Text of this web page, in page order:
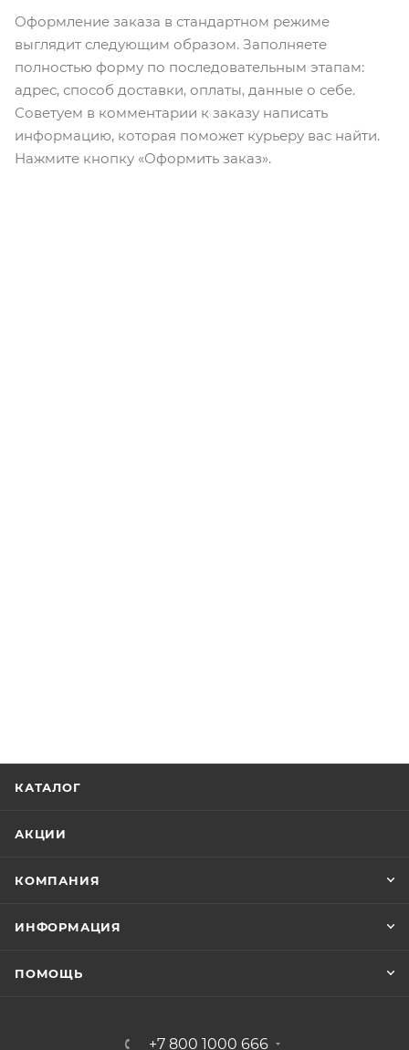
Оформление заказа в стандартном режиме
выглядит следующим образом. Заполняете
полностью форму по последовательным этапам:
адрес, способ доставки, оплаты, данные о себе.
Советуем в комментарии к заказу написать
информацию, которая поможет курьеру вас найти.
Нажмите кнопку «Оформить заказ».
КАТАЛОГ
АКЦИИ
КОМПАНИЯ
ИНФОРМАЦИЯ
ПОМОЩЬ
+7 800 1000 666